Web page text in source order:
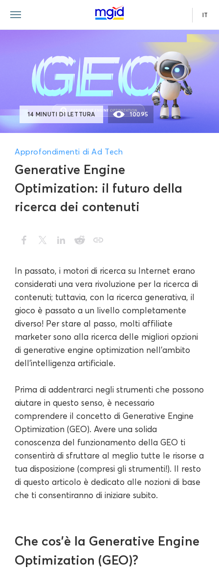
IT
Generative Engine
Optimization: il futuro della
ricerca dei contenuti
Approfondimenti di Ad Tech
14 MINUTI DI LETTURA 10095
In passato, i motori di ricerca su Internet erano
considerati una vera rivoluzione per la ricerca di
contenuti; tuttavia, con la ricerca generativa, il
gioco è passato a un livello completamente
diverso! Per stare al passo, molti affiliate
marketer sono alla ricerca delle migliori opzioni
di generative engine optimization nell'ambito
dell'intelligenza artificiale.
Prima di addentrarci negli strumenti che possono
aiutare in questo senso, è necessario
comprendere il concetto di Generative Engine
Optimization (GEO). Avere una solida
conoscenza del funzionamento della GEO ti
consentirà di sfruttare al meglio tutte le risorse a
tua disposizione (compresi gli strumenti!). Il resto
di questo articolo è dedicato alle nozioni di base
che ti consentiranno di iniziare subito.
Che cos'è la Generative Engine
Optimization (GEO)?